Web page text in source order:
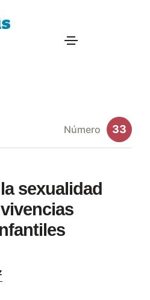
Número 33
sexualidad